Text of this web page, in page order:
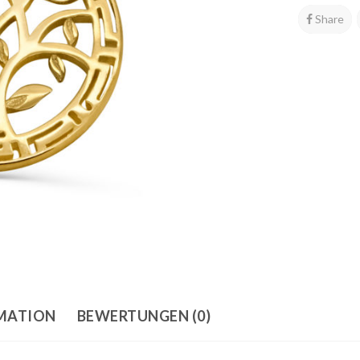
Share
BEWERTUNGEN (0)